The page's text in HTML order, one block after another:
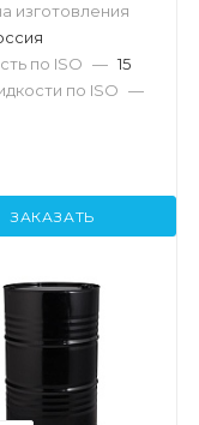
изготовления
по ISO — 15
по ISO —
ЗАКАЗАТЬ